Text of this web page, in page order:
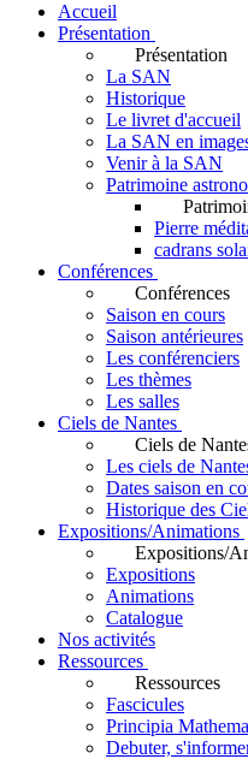
Accueil
Présentation
Présentation
La SAN
Historique
Le livret d'accueil
La SAN en
Venir à la SAN
Patrimoine
Pierre
cadrans
Conférences
Conférences
Saison en cours
Saison antérieures
Les conférenciers
Les thèmes
Les salles
Ciels de Nantes
Ciels de
Les ciels de
Dates saison en
Historique des
Expositions/Animations
Expositions/
Expositions
Animations
Catalogue
Nos activités
Ressources
Ressources
Fascicules
Principia
Debuter,